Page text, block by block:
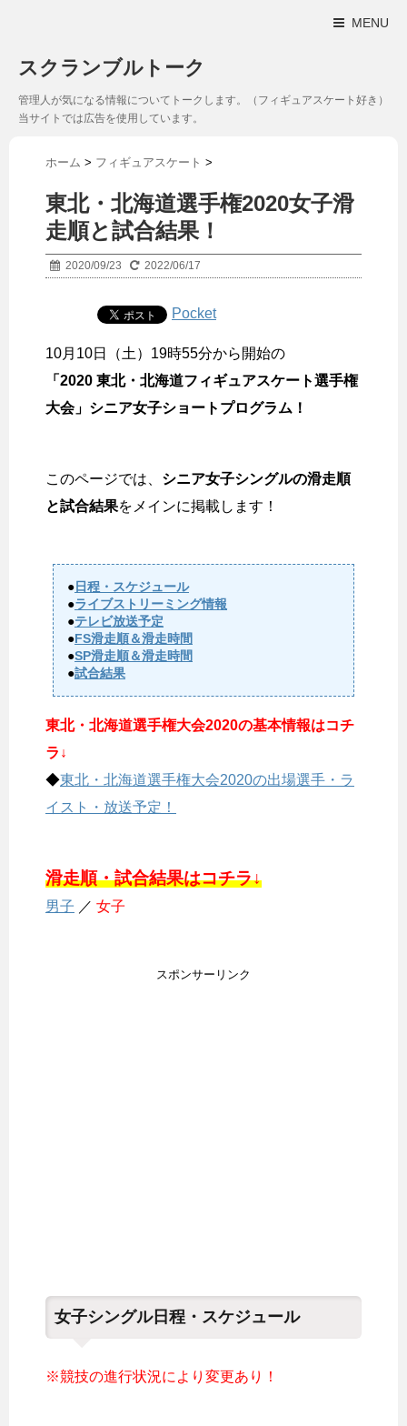
MENU
スクランブルトーク
管理人が気になる情報についてトークします。（フィギュアスケート好き）
当サイトでは広告を使用しています。
ホーム > フィギュアスケート >
東北・北海道選手権2020女子滑
走順と試合結果！
2020/09/23 2022/06/17
Pocket
10月10日（土）19時55分から開始の
「2020 東北・北海道フィギュアスケート選手権
大会」シニア女子ショートプログラム！
このページでは、 シニア女子シングルの滑走順
と試合結果をメインに掲載します！
●日程・スケジュール
●ライブストリーミング情報
●テレビ放送予定
●FS滑走順＆滑走時間
●SP滑走順＆滑走時間
●試合結果
東北・北海道選手権大会2020の基本情報はコチ
ラ↓
◆東北・北海道選手権大会2020の出場選手・ラ
イスト・放送予定！
滑走順・試合結果はコチラ↓
男子 ／ 女子
スポンサーリンク
女子シングル日程・スケジュール
※競技の進行状況により変更あり！